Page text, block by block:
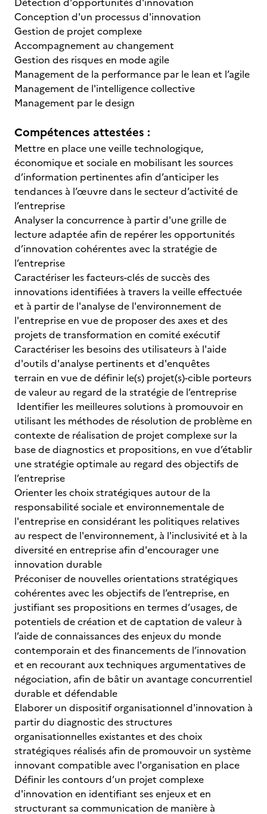
Conception d'un processus d'innovation
Gestion de projet complexe
Accompagnement au changement
Gestion des risques en mode agile
Management de la performance par le lean et l’agile
Management de l'intelligence collective
Management par le design
Compétences attestées :
Mettre en place une veille technologique,
économique et sociale en mobilisant les sources
d’information pertinentes afin d’anticiper les
tendances à l’œuvre dans le secteur d’activité de
l’entreprise
Analyser la concurrence à partir d'une grille de
lecture adaptée afin de repérer les opportunités
d’innovation cohérentes avec la stratégie de
l’entreprise
Caractériser les facteurs-clés de succès des
innovations identifiées à travers la veille effectuée
et à partir de l'analyse de l'environnement de
l'entreprise en vue de proposer des axes et des
projets de transformation en comité exécutif
Caractériser les besoins des utilisateurs à l'aide
d'outils d'analyse pertinents et d'enquêtes
terrain en vue de définir le(s) projet(s)-cible porteurs
de valeur au regard de la stratégie de l’entreprise
Identifier les meilleures solutions à promouvoir en
utilisant les méthodes de résolution de problème en
contexte de réalisation de projet complexe sur la
base de diagnostics et propositions, en vue d’établir
une stratégie optimale au regard des objectifs de
l’entreprise
Orienter les choix stratégiques autour de la
responsabilité sociale et environnementale de
l'entreprise en considérant les politiques relatives
au respect de l'environnement, à l'inclusivité et à la
diversité en entreprise afin d'encourager une
innovation durable
Préconiser de nouvelles orientations stratégiques
cohérentes avec les objectifs de l’entreprise, en
justifiant ses propositions en termes d’usages, de
potentiels de création et de captation de valeur à
l’aide de connaissances des enjeux du monde
contemporain et des financements de l’innovation
et en recourant aux techniques argumentatives de
négociation, afin de bâtir un avantage concurrentiel
durable et défendable
Elaborer un dispositif organisationnel d'innovation à
partir du diagnostic des structures
organisationnelles existantes et des choix
stratégiques réalisés afin de promouvoir un système
innovant compatible avec l'organisation en place
Définir les contours d’un projet complexe
d'innovation en identifiant ses enjeux et en
structurant sa communication de manière à